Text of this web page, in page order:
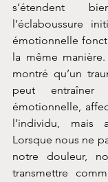
s’étendent
l’éclaboussure
émotionnelle
la même
montré qu’un
peut entraîner
émotionnelle,
l’individu, mais
Lorsque nous ne
notre douleur,
transmettre